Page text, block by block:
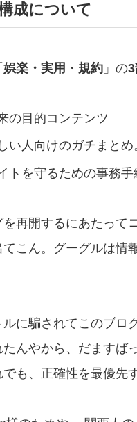
成について
娯楽・実用 ・ 規約 」の
の目的コンテンツ
い人向けのガチまとめ
トを守るための事務手
再開するにあたって
こん。グーグルは情
ルに騙されてこのブロ
たんやから、だますば
も、正確性を最優先